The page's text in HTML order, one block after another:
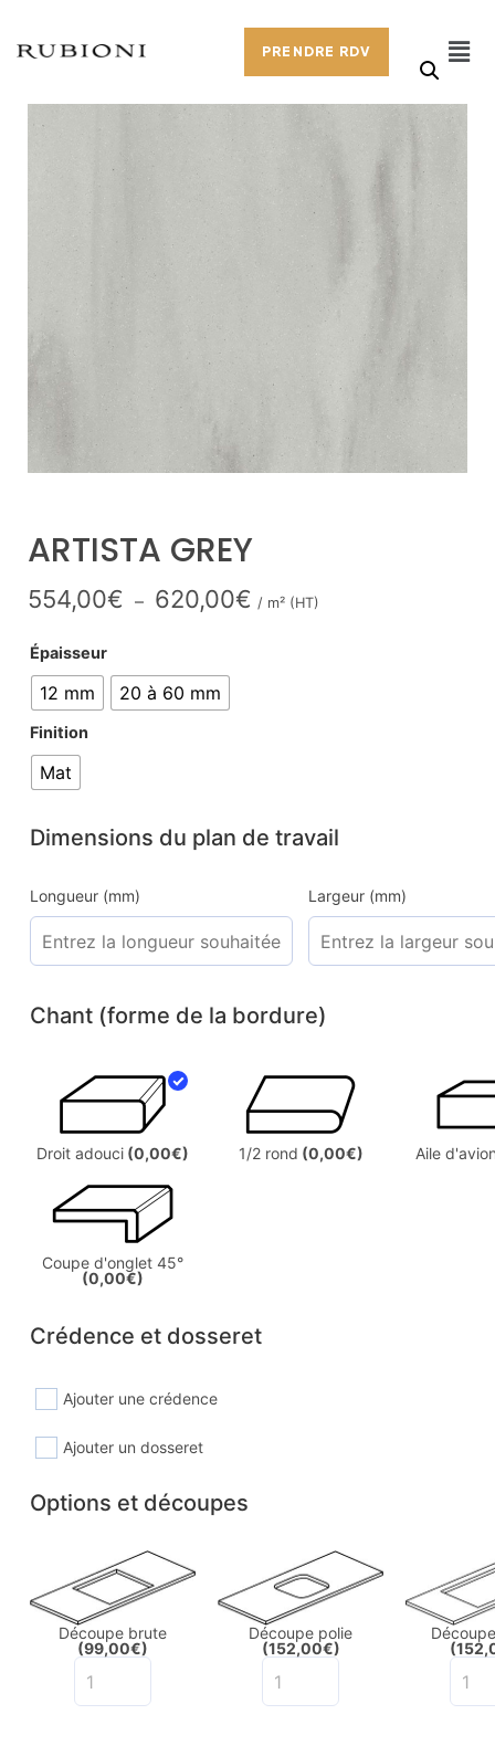
PRENDRE RDV
ARTISTA GREY
554,00€ – 620,00€ / m² (HT)
Épaisseur
12 mm 20 à 60 mm
Finition
Mat
Dimensions du plan de travail
Longueur (mm) Largeur (mm)
Chant (forme de la bordure)
Droit adouci (0,00€) 1/2 rond (0,00€) Aile
Coupe d'onglet 45°
(0,00€)
Crédence et dosseret
Ajouter une crédence
Ajouter un dosseret
Options et découpes
Découpe brute
(99,00€)
Découpe polie
(152,00€)